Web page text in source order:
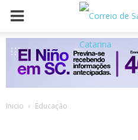
Inicio Educação